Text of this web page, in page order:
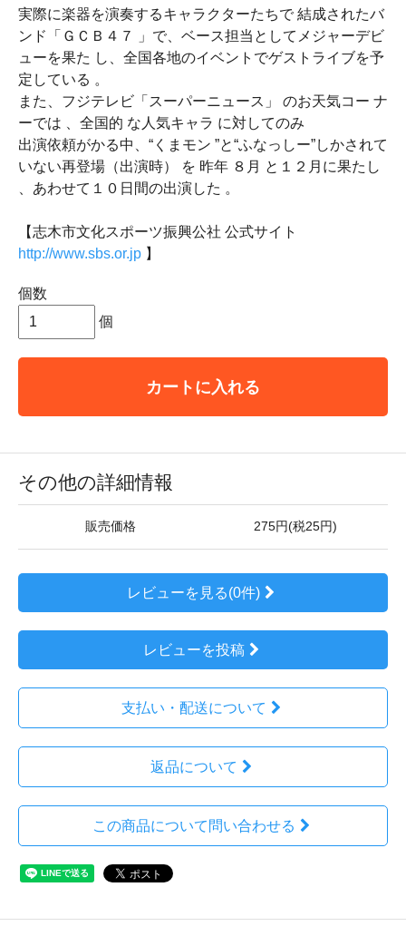
実際に楽器を演奏するキャラクターたちで 結成されたバ
ンド「ＧＣＢ４７ 」で、ベース担当としてメジャーデビ
ューを果た し、全国各地のイベントでゲストライブを予
定している 。
また、フジテレビ「スーパーニュース」 のお天気コー ナ
ーでは 、全国的 な人気キャラ に対してのみ
出演依頼がかる中、“くまモン ”と“ふなっしー”しかされて
いない再登場（出演時） を 昨年 ８月 と１２月に果たし
、あわせて１０日間の出演した 。
【志木市文化スポーツ振興公社 公式サイト
http://www.sbs.or.jp 】
個数
個
カートに入れる
その他の詳細情報
販売価格 275円(税25円)
レビューを見る(0件)
レビューを投稿
支払い・配送について
返品について
この商品について問い合わせる